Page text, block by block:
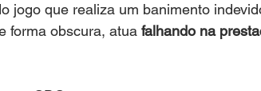
jogo que realiza um banimento
forma obscura, atua falhando na